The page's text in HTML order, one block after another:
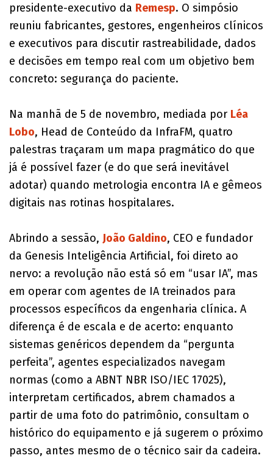
presidente-executivo da Remesp. O simpósio
reuniu fabricantes, gestores, engenheiros clínicos
e executivos para discutir rastreabilidade, dados
e decisões em tempo real com um objetivo bem
concreto: segurança do paciente.
Na manhã de 5 de novembro, mediada por Léa
Lobo, Head de Conteúdo da InfraFM, quatro
palestras traçaram um mapa pragmático do que
já é possível fazer (e do que será inevitável
adotar) quando metrologia encontra IA e gêmeos
digitais nas rotinas hospitalares.
Abrindo a sessão, João Galdino, CEO e fundador
da Genesis Inteligência Artificial, foi direto ao
nervo: a revolução não está só em “usar IA”, mas
em operar com agentes de IA treinados para
processos específicos da engenharia clínica. A
diferença é de escala e de acerto: enquanto
sistemas genéricos dependem da “pergunta
perfeita”, agentes especializados navegam
normas (como a ABNT NBR ISO/IEC 17025),
interpretam certificados, abrem chamados a
partir de uma foto do patrimônio, consultam o
histórico do equipamento e já sugerem o próximo
passo, antes mesmo de o técnico sair da cadeira.